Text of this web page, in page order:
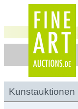
Kunstauktionen